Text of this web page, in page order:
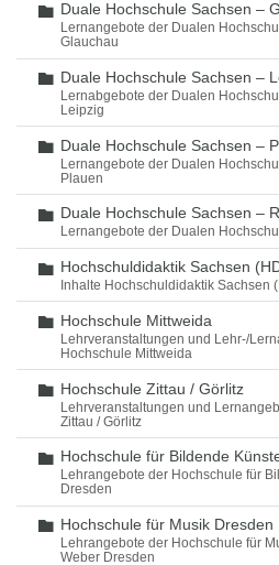
Ordner
Duale Hochschule Sachsen –
Lernangebote der Dualen
Glauchau
Ordner
Duale Hochschule Sachsen –
Lernabgebote der Dualen
Leipzig
Ordner
Duale Hochschule Sachsen –
Lernangebote der Dualen
Plauen
Ordner
Duale Hochschule Sachsen –
Lernangebote der Dualen
Ordner
Hochschuldidaktik Sachsen
Inhalte Hochschuldidaktik Sachsen
Ordner
Hochschule Mittweida
Lehrveranstaltungen und Lehr-/
Hochschule Mittweida
Ordner
Hochschule Zittau / Görlitz
Lehrveranstaltungen und
Zittau / Görlitz
Ordner
Hochschule für Bildende
Lehrangebote der Hochschule für
Dresden
Ordner
Hochschule für Musik Dresden
Lehrangebote der Hochschule für
Weber Dresden